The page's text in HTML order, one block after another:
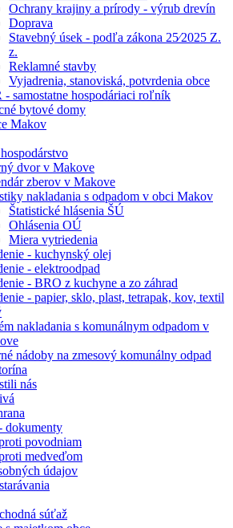
Ochrany krajiny a prírody - výrub drevín
Doprava
Stavebný úsek - podľa zákona 25⁄2025 Z.
z.
Reklamné stavby
Vyjadrenia, stanoviská, potvrdenia obce
- samostatne hospodáriaci roľník
bytové domy
Makov
dvor v Makove
zberov v Makove
nakladania s odpadom v obci Makov
Štatistické hlásenia ŠÚ
Ohlásenia OÚ
Miera vytriedenia
- kuchynský olej
- elektroodpad
- BRO z kuchyne a zo záhrad
- papier, sklo, plast, tetrapak, kov, textil
nakladania s komunálnym odpadom v
nádoby na zmesový komunálny odpad
nás
dokumenty
povodniam
medveďom
údajov
súťaž